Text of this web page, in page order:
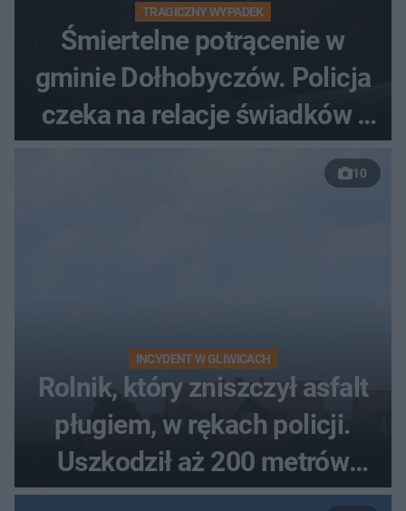
TRAGICZNY WYPADEK
Śmiertelne potrącenie w
gminie Dołhobyczów. Policja
czeka na relacje świadków i
nagrania z kamer
10
INCYDENT W GLIWICACH
Rolnik, który zniszczył asfalt
pługiem, w rękach policji.
Uszkodził aż 200 metrów
nowej drogi